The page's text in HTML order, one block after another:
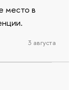
место в
3 августа